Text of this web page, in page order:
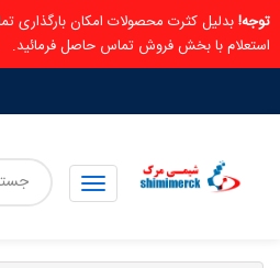
توجه!بدلیل کثرت محصولات امکان بارگذاری
استعلام با بخش فروش تماس حاصل فرمائید.